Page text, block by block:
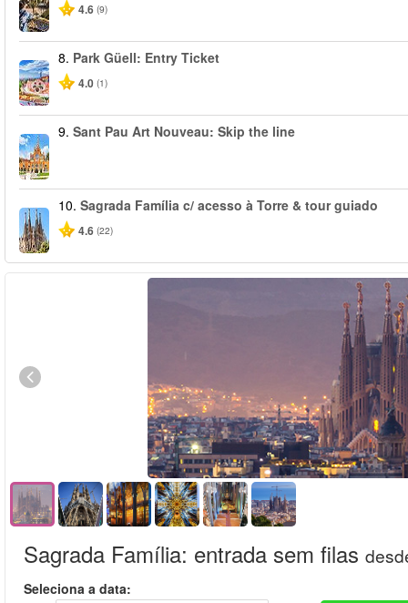
4.6 (9)
8. Park Güell: Entry Ticket
4.0 (1)
9. Sant Pau Art Nouveau: Skip the line
10. Sagrada Família c/ acesso à Torre & tour guiado
4.6 (22)
Sagrada Família: entrada sem filas
Seleciona a data: